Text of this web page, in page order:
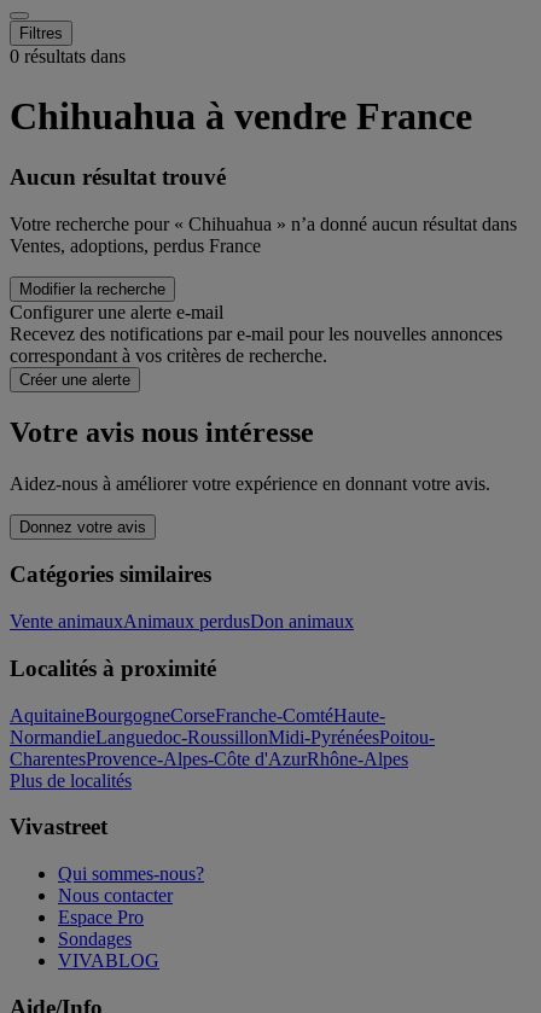
Filtres
0 résultats dans
Chihuahua à vendre France
Aucun résultat trouvé
Votre recherche pour « Chihuahua » n’a donné aucun résultat dans
Ventes, adoptions, perdus France
Modifier la recherche
Configurer une alerte e-mail
Recevez des notifications par e-mail pour les nouvelles annonces
correspondant à vos critères de recherche.
Créer une alerte
Votre avis nous intéresse
Aidez-nous à améliorer votre expérience en donnant votre avis.
Donnez votre avis
Catégories similaires
Vente animauxAnimaux perdusDon animaux
Localités à proximité
AquitaineBourgogneCorseFranche-ComtéHaute-
NormandieLanguedoc-RoussillonMidi-PyrénéesPoitou-
CharentesProvence-Alpes-Côte d'AzurRhône-Alpes
Plus de localités
Vivastreet
Qui sommes-nous?
Nous contacter
Espace Pro
Sondages
VIVABLOG
Aide/Info